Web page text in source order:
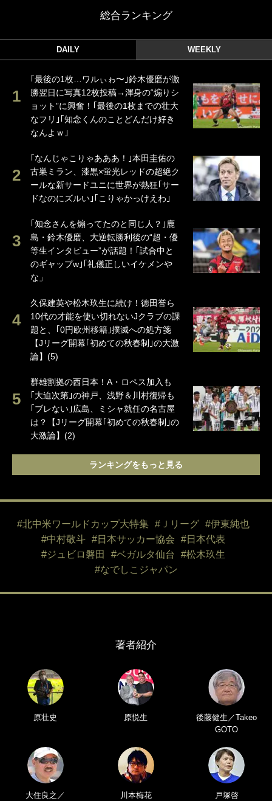
総合ランキング
DAILY WEEKLY
｢最後の1枚…ワルぃゎ〜｣鈴木優磨が激
勝翌日に写真12枚投稿→渾身の“煽りシ
ョット”に興奮！｢最後の1枚までの壮大
なフリ｣｢知念くんのことどんだけ好き
なんよｗ｣
｢なんじゃこりゃあああ！｣本田圭佑の
古巣ミラン、漆黒×蛍光レッドの超絶ク
ールな新サードユニに世界が熱狂｢サー
ドなのにズルい｣｢こりゃかっけえわ｣
｢知念さんを煽ってたのと同じ人？｣鹿
島・鈴木優磨、大逆転勝利後の“超・優
等生インタビュー”が話題！｢試合中と
のギャップw｣｢礼儀正しいイケメンや
な」
久保建英や松木玖生に続け！徳田誉ら
10代の才能を使い切れないJクラブの課
題と、｢0円欧州移籍｣撲滅への処方箋
【Jリーグ開幕｢初めての秋春制｣の大激
論】(5)
群雄割拠の西日本！A・ロペス加入も
｢大迫次第｣の神戸、浅野＆川村復帰も
｢ブレない｣広島、ミシャ就任の名古屋
は？【Jリーグ開幕｢初めての秋春制｣の
大激論】(2)
ランキングをもっと見る
#北中米ワールドカップ大特集 #Ｊリーグ
#伊東純也
#中村敬斗
#日本サッカー協会
#日本代表
#ジュビロ磐田
#ベガルタ仙台
#松木玖生
#なでしこジャパン
著者紹介
原壮史 原悦生
後藤健生／Takeo
GOTO
大住良之／
川本梅花 戸塚啓